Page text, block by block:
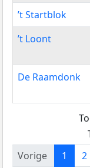
’t Startblok
’t Loont
De Raamdonk
Vorige
1 2